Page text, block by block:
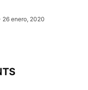
26 enero, 2020